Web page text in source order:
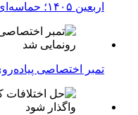
اربعین ۱۴۰۵؛ حماسه‌ای دیگر با سوگ رهبر شهید
تمبر اختصاصی